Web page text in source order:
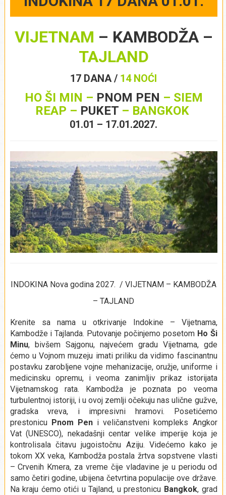
VIJETNAM – KAMBODŽA –
TAJLAND
17 DANA / 14 NOĆI
HO ŠI MIN – PNOM PEN – SIEM
REAP – PUKET– BANGKOK
01.01 – 17.01.2027.
INDOKINA Nova godina 2027. / VIJETNAM – KAMBODŽA
– TAJLAND
Krenite sa nama u otkrivanje Indokine – Vijetnama,
Kambodže i Tajlanda. Putovanje počinjemo posetom Ho Ši
Minu, bivšem Sajgonu, najvećem gradu Vijetnama, gde
ćemo u Vojnom muzeju imati priliku da vidimo fascinantnu
postavku zarobljene vojne mehanizacije, oružje, uniforme i
medicinsku opremu, i veoma zanimljiv prikaz istorijata
Vijetnamskog rata. Kambodža je poznata po veoma
turbulentnoj istoriji, i u ovoj zemlji očekuju nas ulične gužve,
gradska vreva, i impresivni hramovi. Posetićemo
prestonicu Pnom Pen i veličanstveni kompleks Angkor
Vat (UNESCO), nekadašnji centar velike imperije koja je
kontrolisala čitavu jugoistočnu Aziju. Videćemo kako je
tokom XX veka, Kambodža postala žrtva sopstvene vlasti
– Crvenih Kmera, za vreme čije vladavine je u periodu od
samo četiri godine, ubijena četvrtina populacije ove države.
Na kraju ćemo otići u Tajland, u prestonicu Bangkok, grad